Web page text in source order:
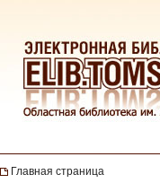
Главная страница